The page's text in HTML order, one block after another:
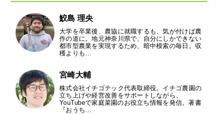
鮫島 理央
大学を卒業後、農協に就職するも、気が付けば農
作の道に。地元神奈川県で、自分にしかできない
都市型農業を実現するため、暗中模索の毎日。収
穫よりも…
宮崎大輔
株式会社イチゴテック代表取締役。イチゴ農園の
立ち上げや経営改善をサポートしながら、
YouTubeで家庭菜園のお役立ち情報を発信。著書
『おうち…